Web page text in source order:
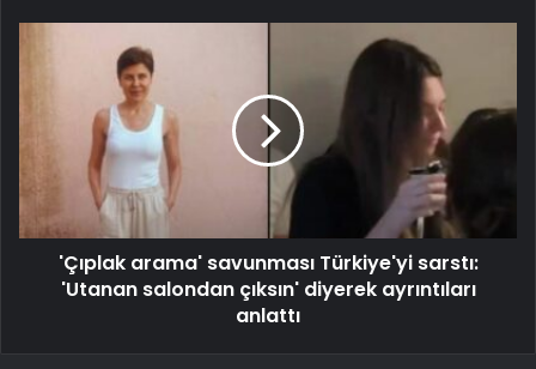
'Çıplak arama' savunması Türkiye'yi sarstı:
'Utanan salondan çıksın' diyerek ayrıntıları
anlattı